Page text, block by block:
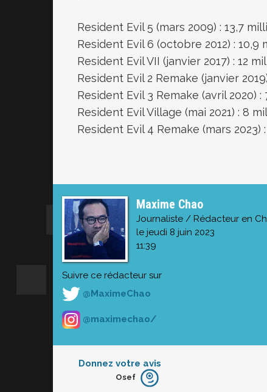
Resident Evil 5 (mars 2009) : 13,7
Resident Evil 6 (octobre 2012) : 10,9
Resident Evil VII (janvier 2017) : 12
Resident Evil 2 Remake (janvier
Resident Evil 3 Remake (avril 2020) :
Resident Evil Village (mai 2021) : 8
Resident Evil 4 Remake (mars 2023)
Maxime Chao
Journaliste / Rédacteur en
le jeudi 8 juin 2023
11:39
Suivre ce rédacteur sur
@MaximeChao
@maximechao/
Donnez votre avis
Furieux
Osef